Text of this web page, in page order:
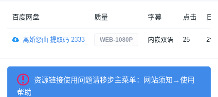
百度网盘 质量 字幕 点击 日
离婚怨曲 提取码 2333 WEB-1080P 内嵌双语 25 2年
资源链接使用问题请移步主菜单：网站须知→使用
帮助